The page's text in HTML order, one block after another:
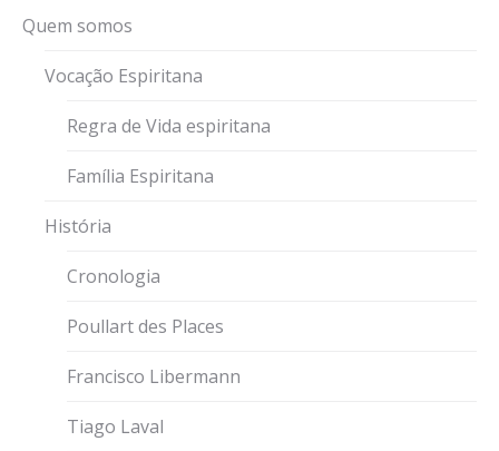
Quem somos
Vocação Espiritana
Regra de Vida espiritana
Família Espiritana
História
Cronologia
Poullart des Places
Francisco Libermann
Tiago Laval